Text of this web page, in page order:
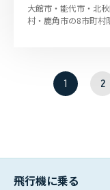
大館市・能代市・北
村・鹿角市の8市町村
1 2
飛行機に乗る